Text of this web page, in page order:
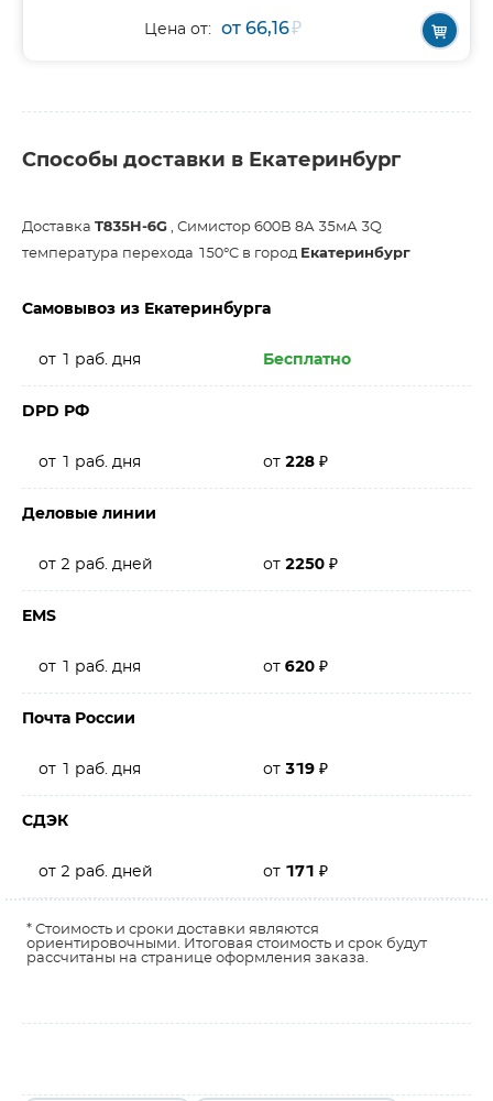
Цена от: от 66,16₽
Способы доставки в Екатеринбург
Доставка T835H-6G , Симистор 600В 8А 35мА 3Q
температура перехода 150°C в город Екатеринбург
Самовывоз из Екатеринбурга
от 1 раб. дня Бесплатно
DPD РФ
от 1 раб. дня от 228 ₽
Деловые линии
от 2 раб. дней от 2250 ₽
EMS
от 1 раб. дня от 620 ₽
Почта России
от 1 раб. дня от 319 ₽
СДЭК
от 2 раб. дней от 171 ₽
* Стоимость и сроки доставки являются
ориентировочными. Итоговая стоимость и срок будут
рассчитаны на странице оформления заказа.